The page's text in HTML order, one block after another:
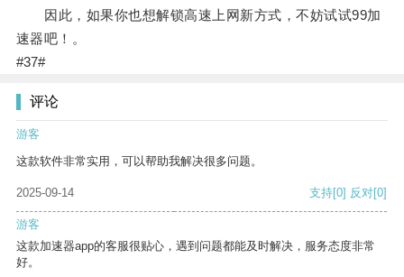
因此，如果你也想解锁高速上网新方式，不妨试试99加
速器吧！。
#37#
评论
游客
这款软件非常实用，可以帮助我解决很多问题。
2025-09-14 支持[0] 反对[0]
游客
这款加速器app的客服很贴心，遇到问题都能及时解决，服务态度非常
好。